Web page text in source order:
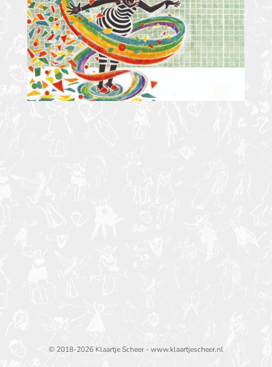
© 2018-2026 Klaartje Scheer - www.klaartjescheer.nl